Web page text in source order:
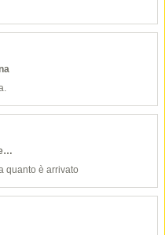
quanto è arrivato